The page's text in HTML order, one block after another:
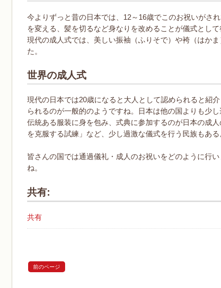
今よりずっと昔の日本では、12～16歳でこのお祝いがさ
を変える、髪を切るなど身なりを改めることが儀式とし
現代の成人式では、美しい振袖（ふりそで）や袴（はか
た。
世界の成人式
現代の日本では20歳になると大人として認められると紹
られるのが一般的のようですね。日本は他の国よりも少
伝統ある服装に身を包み、式典に参加するのが日本の成
を克服する試練」など、少し過激な儀式を行う民族もあ
皆さんの国では通過儀礼・成人のお祝いをどのように行
ね。
共有:
共有
前のページ